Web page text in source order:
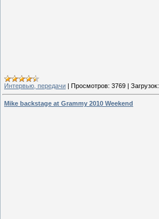
Интервью, передачи | Просмотров: 3769 | Загрузок:
Mike backstage at Grammy 2010 Weekend